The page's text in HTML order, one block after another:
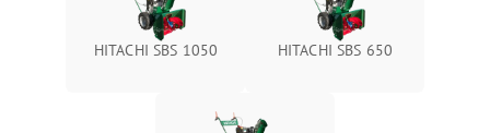
Повреждение троса
Подробнее →
HITACHI SBS 1050 HITACHI SBS 650